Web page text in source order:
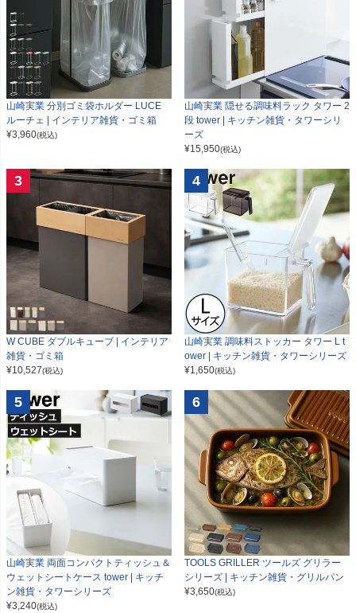
山崎実業 分別ゴミ袋ホルダー LUCE
ルーチェ | インテリア雑貨・ゴミ箱
¥3,960(税込)
山崎実業 隠せる調味料ラック タワー 2
段 tower | キッチン雑貨・タワーシリ
ーズ
¥15,950(税込)
3
W CUBE ダブルキューブ | インテリア
雑貨・ゴミ箱
¥10,527(税込)
4
山崎実業 調味料ストッカー タワー L t
ower | キッチン雑貨・タワーシリーズ
¥1,650(税込)
5
山崎実業 両面コンパクトティッシュ＆
ウェットシートケース tower | キッチ
ン雑貨・タワーシリーズ
¥3,240(税込)
6
TOOLS GRILLER ツールズ グリラー
シリーズ | キッチン雑貨・グリルパン
¥3,650(税込)